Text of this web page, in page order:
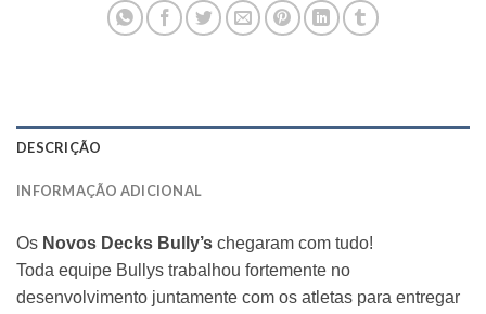
DESCRIÇÃO
INFORMAÇÃO ADICIONAL
Os Novos Decks Bully’s chegaram com tudo!
Toda equipe Bullys trabalhou fortemente no
desenvolvimento juntamente com os atletas para entregar